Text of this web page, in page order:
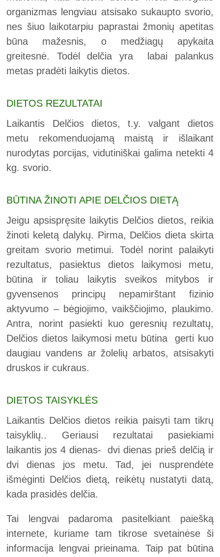
organizmas lengviau atsisako sukaupto svorio,
nes šiuo laikotarpiu paprastai žmonių apetitas
būna mažesnis, o medžiagų apykaita
greitesnė. Todėl delčia yra labai palankus
metas pradėti laikytis dietos.
DIETOS REZULTATAI
Laikantis Delčios dietos, t.y. valgant dietos
metu rekomenduojamą maistą ir išlaikant
nurodytas porcijas, vidutiniškai galima netekti 4
kg. svorio.
BŪTINA ŽINOTI APIE DELČIOS DIETĄ
Jeigu apsispręsite laikytis Delčios dietos, reikia
žinoti keletą dalykų. Pirma, Delčios dieta skirta
greitam svorio metimui. Todėl norint palaikyti
rezultatus, pasiektus dietos laikymosi metu,
būtina ir toliau laikytis sveikos mitybos ir
gyvensenos principų nepamirštant fizinio
aktyvumo – bėgiojimo, vaikščiojimo, plaukimo.
Antra, norint pasiekti kuo geresnių rezultatų,
Delčios dietos laikymosi metu būtina gerti kuo
daugiau vandens ar žolelių arbatos, atsisakyti
druskos ir cukraus.
DIETOS TAISYKLĖS
Laikantis Delčios dietos reikia paisyti tam tikrų
taisyklių.. Geriausi rezultatai pasiekiami
laikantis jos 4 dienas- dvi dienas prieš delčią ir
dvi dienas jos metu. Tad, jei nusprendėte
išmėginti Delčios dietą, reikėtų nustatyti datą,
kada prasidės delčia.
Tai lengvai padaroma pasitelkiant paiešką
internete, kuriame tam tikrose svetainėse ši
informacija lengvai prieinama. Taip pat būtina